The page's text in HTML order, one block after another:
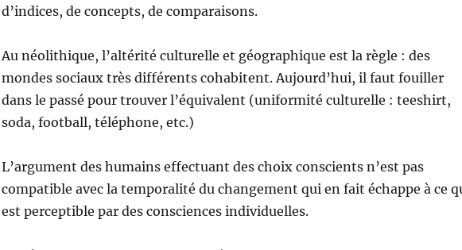
d’indices, de concepts, de comparaisons.
Au néolithique, l’altérité culturelle et géographique est la règle : des
mondes sociaux très différents cohabitent. Aujourd’hui, il faut fouiller
dans le passé pour trouver l’équivalent (uniformité culturelle : teeshirt,
soda, football, téléphone, etc.)
L’argument des humains effectuant des choix conscients n’est pas
compatible avec la temporalité du changement qui en fait échappe à ce
est perceptible par des consciences individuelles.